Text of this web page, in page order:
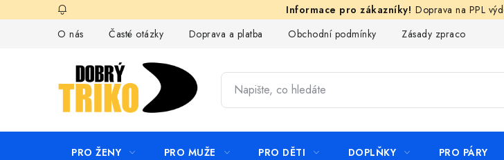
na
Doprava na PPL
O nás
Časté otázky Doprava a platba Obchodní podmínky Zásady zpracování
PRO ŽENY PRO MUŽE PRO DĚTI DOPLŇKY PRO PÁRY